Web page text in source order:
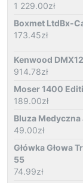
1 229.00zł
Boxmet LtdBx-
173.45zł
Kenwood
914.78zł
Moser 1400
189.00zł
Bluza Medyczna
49.00zł
Główka Głowa
55
74.99zł